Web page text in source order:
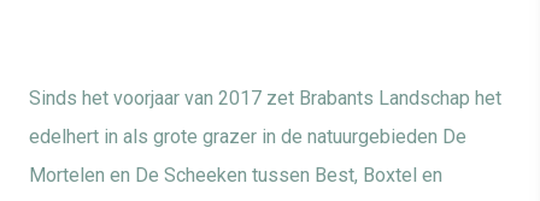
Sinds het voorjaar van 2017 zet Brabants Landschap het
edelhert in als grote grazer in de natuurgebieden De
Mortelen en De Scheeken tussen Best, Boxtel en